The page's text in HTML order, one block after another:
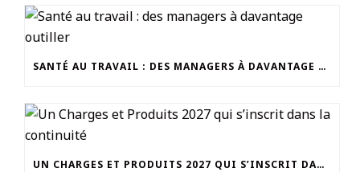
SANTÉ AU TRAVAIL : DES MANAGERS À DAVANTAGE OUTILLER
UN CHARGES ET PRODUITS 2027 QUI S’INSCRIT DANS LA CONTINUITÉ